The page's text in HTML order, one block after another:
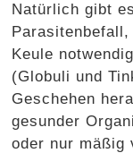
Natürlich gibt
Keule
(Globuli und
Geschehen
gesunder
oder nur mäßig